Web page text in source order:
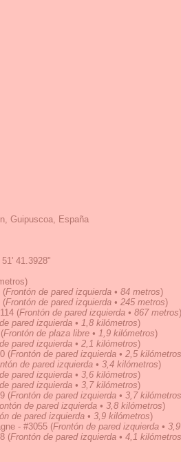
Guipuscoa, España
41.3928"
(Frontón de pared izquierda • 84 metros)
(Frontón de pared izquierda • 245 metros)
(Frontón de pared izquierda • 867 metros)
pared izquierda • 1,8 kilómetros)
(Frontón de plaza libre • 1,9 kilómetros)
pared izquierda • 2,1 kilómetros)
(Frontón de pared izquierda • 2,5 kilómetros
de pared izquierda • 3,4 kilómetros)
pared izquierda • 3,6 kilómetros)
pared izquierda • 3,7 kilómetros)
(Frontón de pared izquierda • 3,7 kilómetros
de pared izquierda • 3,8 kilómetros)
de pared izquierda • 3,9 kilómetros)
- #3055 (Frontón de pared izquierda •
(Frontón de pared izquierda • 4,1 kilómetros